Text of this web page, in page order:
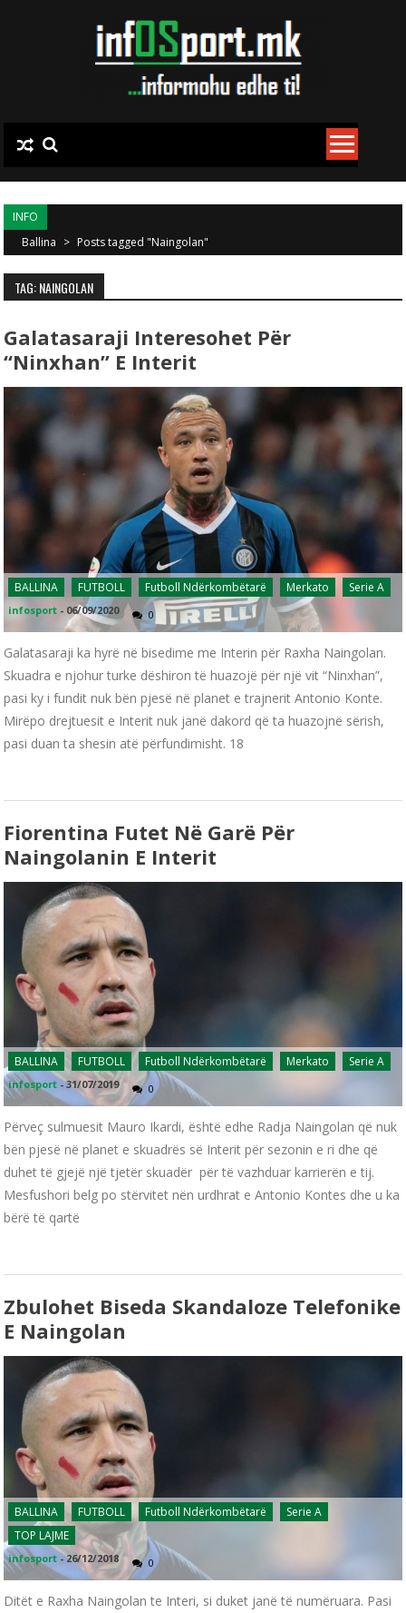
INFO
Ballina > Posts tagged "Naingolan"
TAG: NAINGOLAN
Galatasaraji Interesohet Për
“Ninxhan” E Interit
BALLINA FUTBOLL Futboll Ndërkombëtarë Merkato Serie A
infosport - 06/09/2020 0
Galatasaraji ka hyrë në bisedime me Interin për Raxha Naingolan.
Skuadra e njohur turke dëshiron të huazojë për një vit “Ninxhan”,
pasi ky i fundit nuk bën pjesë në planet e trajnerit Antonio Konte.
Mirëpo drejtuesit e Interit nuk janë dakord që ta huazojnë sërish,
pasi duan ta shesin atë përfundimisht. 18
Fiorentina Futet Në Garë Për
Naingolanin E Interit
BALLINA FUTBOLL Futboll Ndërkombëtarë Merkato Serie A
infosport -31/07/2019 0
Përveç sulmuesit Mauro Ikardi, është edhe Radja Naingolan që nuk
bën pjesë në planet e skuadrës së Interit për sezonin e ri dhe që
duhet të gjejë një tjetër skuadër për të vazhduar karrierën e tij.
Mesfushori belg po stërvitet nën urdhrat e Antonio Kontes dhe u ka
bërë të qartë
Zbulohet Biseda Skandaloze Telefonike
E Naingolan
BALLINA FUTBOLL Futboll Ndërkombëtarë
Serie A
TOP LAJME
infosport -26/12/2018 0
Ditët e Raxha Naingolan te Interi, si duket janë të numëruara. Pasi